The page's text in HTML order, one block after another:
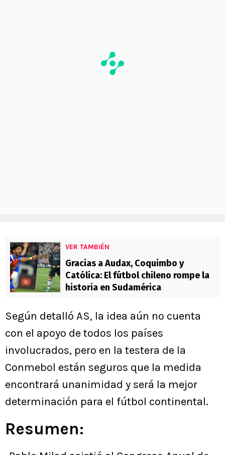
VER TAMBIÉN
Gracias a Audax, Coquimbo y
Católica: El fútbol chileno rompe la
historia en Sudamérica
Según detalló AS, la idea aún no cuenta
con el apoyo de todos los países
involucrados, pero en la testera de la
Conmebol están seguros que la medida
encontrará unanimidad y será la mejor
determinación para el fútbol continental.
Resumen: